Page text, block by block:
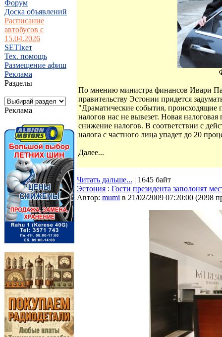
Форум
Доска объявлений
Расписание
автобусов с
15.04.2026
SETIкет
Тех. помощь
Размещение афиш
Реклама
Разделы
Реклама
По мнению министра финансов Ивари
правительству Эстонии придется
"Драматические события, происходящие
налогов нас не вывезет. Новая налоговая
снижение налогов. В соответствии с
налога с частного лица упадет до 20
Далее...
Читать дальше... | 1645 байт
Эстония : Гости президента заполонят
Автор: mumi в 21/02/2009 07:20:00 (2098